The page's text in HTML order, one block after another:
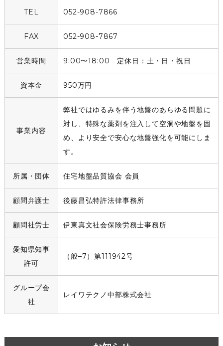
TEL 052-908-7866
FAX 052-908-7867
営業時間 9:00〜18:00 定休日：土・日・祝日
資本金 950万円
事業内容
弊社ではゆるみを伴う地盤のあらゆる問題に
対し、特殊な薬剤を注入して空洞や地盤を固
め、より安全で安心な地盤強化を可能にしま
す。
所属・団体 住宅地盤品質協会 会員
顧問弁護士 後藤昌弘特許法律事務所
顧問社労士 伊東真文社会保険労務士事務所
愛知県知事
許可
（般–7）第111942号
グループ会
社
レイワテクノ中部株式会社